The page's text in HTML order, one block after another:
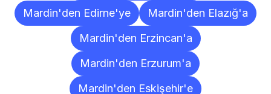
Mardin'den Edirne'ye
Mardin'den Elazığ'a
Mardin'den Erzincan'a
Mardin'den Erzurum'a
Mardin'den Eskişehir'e